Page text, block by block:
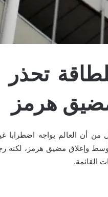
للطاقة
هرمز
من أن العالم يواجه
وإغلاق مضيق هرمز، لكنه
القائمة.